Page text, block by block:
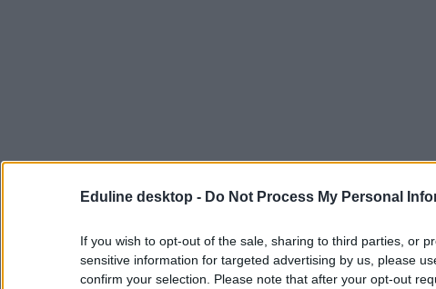
Eduline desktop - Do Not Process My Personal
If you wish to opt-out of the sale, sharing to third parties, or
sensitive information for targeted advertising by us, please
confirm your selection. Please note that after your opt-out